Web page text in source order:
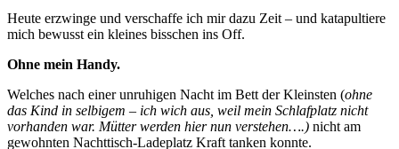
Heute erzwinge und verschaffe ich mir dazu Zeit – und katapultiere
mich bewusst ein kleines bisschen ins Off.
Ohne mein Handy.
Welches nach einer unruhigen Nacht im Bett der Kleinsten (ohne
das Kind in selbigem – ich wich aus, weil mein Schlafplatz nicht
vorhanden war. Mütter werden hier nun verstehen….) nicht am
gewohnten Nachttisch-Ladeplatz Kraft tanken konnte.